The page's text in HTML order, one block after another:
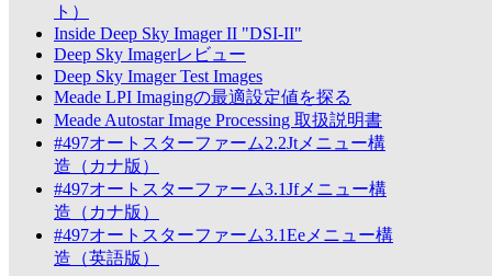
ト）
Inside Deep Sky Imager II "DSI-II"
Deep Sky Imagerレビュー
Deep Sky Imager Test Images
Meade LPI Imagingの最適設定値を探る
Meade Autostar Image Processing 取扱説明書
#497オートスターファーム2.2Jtメニュー構
造（カナ版）
#497オートスターファーム3.1Jfメニュー構
造（カナ版）
#497オートスターファーム3.1Eeメニュー構
造（英語版）